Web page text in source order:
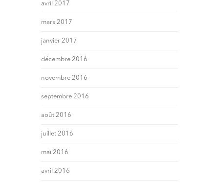
avril 2017
mars 2017
janvier 2017
décembre 2016
novembre 2016
septembre 2016
août 2016
juillet 2016
mai 2016
avril 2016